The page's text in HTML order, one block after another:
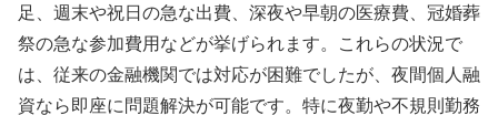
足、週末や祝日の急な出費、深夜や早朝の医療費、冠婚葬
祭の急な参加費用などが挙げられます。これらの状況で
は、従来の金融機関では対応が困難でしたが、夜間個人融
資なら即座に問題解決が可能です。特に夜勤や不規則勤務